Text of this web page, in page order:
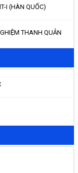
I (HÀN QUỐC)
THANH QUẢN